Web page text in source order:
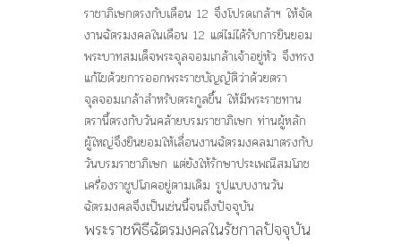
ราชาภิเษกตรงกับเดือน 12 จึงโปรดเกล้าฯ ให้จัด
งานฉัตรมงคลในเดือน 12 แต่ไม่ได้รับการยินยอม
พระบาทสมเด็จพระจุลจอมเกล้าเจ้าอยู่หัว จึงทรง
แก้ไขด้วยการออกพระราชบัญญัติว่าด้วยตรา
จุลจอมเกล้าสำหรับตระกูลขึ้น ให้มีพระราชทาน
ตรานี้ตรงกับวันคล้ายบรมราชาภิเษก ท่านผู้หลัก
ผู้ใหญ่จึงยินยอมให้เลื่อนงานฉัตรมงคลมาตรงกับ
วันบรมราชาภิเษก แต่ยังให้รักษาประเพณีสมโภช
เครื่องราชูปโภคอยู่ตามเดิม รูปแบบงานวัน
ฉัตรมงคลจึงเป็นเช่นนี้จนถึงปัจจุบัน
พระราชพิธีฉัตรมงคลในรัชกาลปัจจุบัน